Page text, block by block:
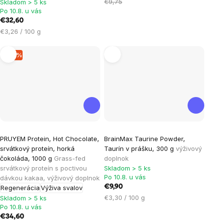
hviezdičiek.
Skladom > 5 ks
Po 10.8. u vás
€32,60
Jednotková
€3,26 / 100 g
€9,75
–15 %
PRUYEM Protein, Hot Chocolate,
srvátkový proteín, horká
čokoláda, 1000 g Grass-fed
srvátkový proteín s poctivou
dávkou kakaa, výživový doplnok
RegeneráciaVýživa svalov
hodnotenie
produktu
je
5,0
z
5
hviezdičiek.
Skladom > 5 ks
Po 10.8. u vás
€34,60
BrainMax Taurine Powder,
Taurín v prášku, 300 g výživový
doplnok
hodnotenie
produktu
je
5,0
z
5
Skladom > 5 ks
Po 10.8. u vás
€9,90
Jednotková
€3,30 / 100 g